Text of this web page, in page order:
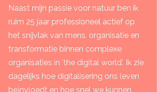
Naast mijn passie voor natuur ben ik
ruim 25 jaar professioneel actief op
het snijvlak van mens, organisatie en
transformatie binnen complexe
organisaties in 'the digital world'. Ik zie
dagelijks hoe digitalisering ons leven
beïnvloedt en hoe snel we kunnen